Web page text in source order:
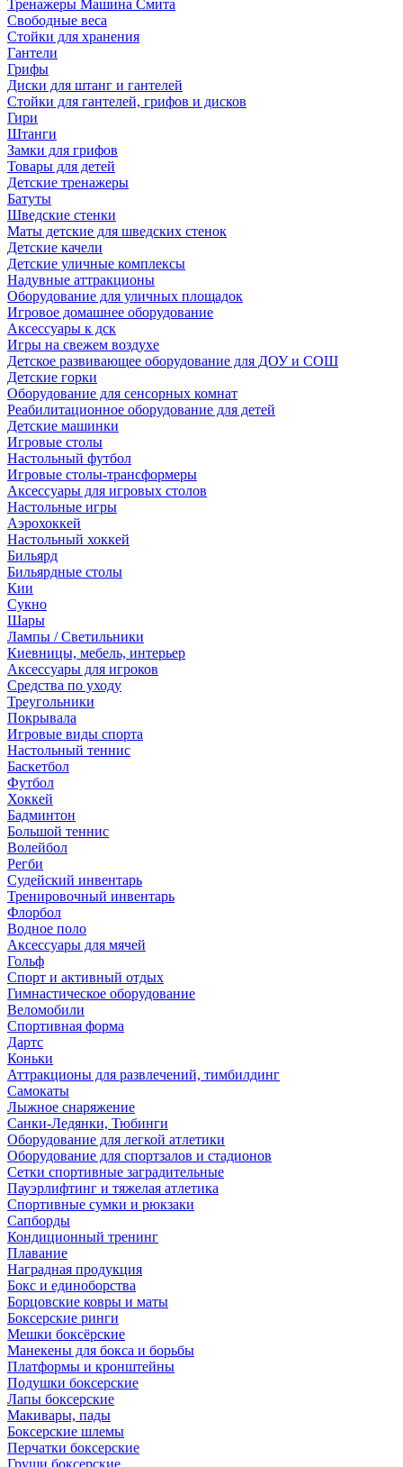
Тренажеры Машина Смита
Свободные веса
Стойки для хранения
Гантели
Грифы
Диски для штанг и гантелей
Стойки для гантелей, грифов и дисков
Гири
Штанги
Замки для грифов
Товары для детей
Детские тренажеры
Батуты
Шведские стенки
Маты детские для шведских стенок
Детские качели
Детские уличные комплексы
Надувные аттракционы
Оборудование для уличных площадок
Игровое домашнее оборудование
Аксессуары к дск
Игры на свежем воздухе
Детское развивающее оборудование для ДОУ и СОШ
Детские горки
Оборудование для сенсорных комнат
Реабилитационное оборудование для детей
Детские машинки
Игровые столы
Настольный футбол
Игровые столы-трансформеры
Аксессуары для игровых столов
Настольные игры
Аэрохоккей
Настольный хоккей
Бильярд
Бильярдные столы
Кии
Сукно
Шары
Лампы / Светильники
Киевницы, мебель, интерьер
Аксессуары для игроков
Средства по уходу
Треугольники
Покрывала
Игровые виды спорта
Настольный теннис
Баскетбол
Футбол
Хоккей
Бадминтон
Большой теннис
Волейбол
Регби
Судейский инвентарь
Тренировочный инвентарь
Флорбол
Водное поло
Аксессуары для мячей
Гольф
Спорт и активный отдых
Гимнастическое оборудование
Веломобили
Спортивная форма
Дартс
Коньки
Аттракционы для развлечений, тимбилдинг
Самокаты
Лыжное снаряжение
Санки-Ледянки, Тюбинги
Оборудование для легкой атлетики
Оборудование для спортзалов и стадионов
Сетки спортивные заградительные
Пауэрлифтинг и тяжелая атлетика
Спортивные сумки и рюкзаки
Сапборды
Кондиционный тренинг
Плавание
Наградная продукция
Бокс и единоборства
Борцовские ковры и маты
Боксерские ринги
Мешки боксёрские
Манекены для бокса и борьбы
Платформы и кронштейны
Подушки боксерские
Лапы боксерские
Макивары, пады
Боксерские шлемы
Перчатки боксерские
Груши боксерские